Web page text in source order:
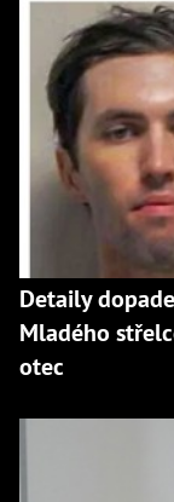
Detaily
Mladého
otec